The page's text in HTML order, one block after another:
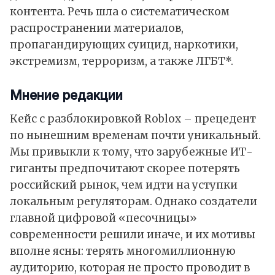
контента. Речь шла о систематическом
распространении материалов,
пропагандирующих суицид, наркотики,
экстремизм, терроризм, а также ЛГБТ*.
Мнение редакции
Кейс с разблокировкой Roblox – прецедент
по нынешним временам почти уникальный.
Мы привыкли к тому, что зарубежные ИТ-
гиганты предпочитают скорее потерять
российский рынок, чем идти на уступки
локальным регуляторам. Однако создатели
главной цифровой «песочницы»
современности решили иначе, и их мотивы
вполне ясны: терять многомиллионную
аудиторию, которая не просто проводит в